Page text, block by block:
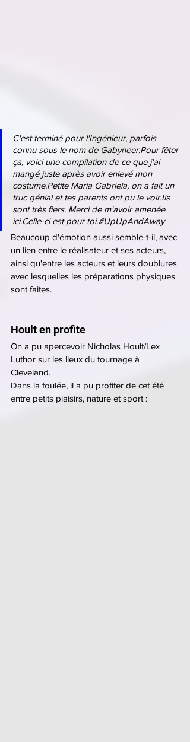
C'est terminé pour l'Ingénieur, parfois
connu sous le nom de Gabyneer.Pour fêter
ça, voici une compilation de ce que j'ai
mangé juste après avoir enlevé mon
costume.Petite Maria Gabriela, on a fait un
truc génial et tes parents ont pu le voir.Ils
sont très fiers. Merci de m'avoir amenée
ici.Celle-ci est pour toi.#UpUpAndAway
Beaucoup d'émotion aussi semble-t-il, avec
un lien entre le réalisateur et ses acteurs,
ainsi qu'entre les acteurs et leurs doublures
avec lesquelles les préparations physiques
sont faites.
Hoult en profite
On a pu apercevoir Nicholas Hoult/Lex
Luthor sur les lieux du tournage à
Cleveland.
Dans la foulée, il a pu profiter de cet été
entre petits plaisirs, nature et sport :